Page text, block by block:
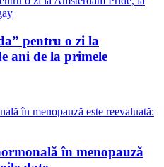
pentru o zi la
ani de la primele
în menopauză